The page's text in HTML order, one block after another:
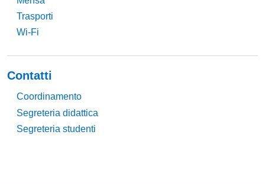
Trasporti
Wi-Fi
Contatti
Coordinamento
Segreteria didattica
Segreteria studenti